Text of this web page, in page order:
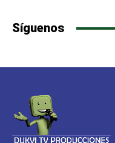
Síguenos